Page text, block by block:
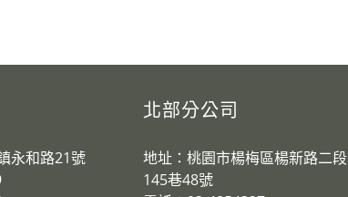
永和路21號
北部分公司
地址：桃園市楊梅區楊新路二段
145巷48號